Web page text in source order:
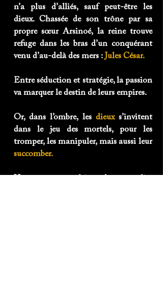
n’a plus d’alliés, sauf peut-être les
dieux. Chassée de son trône par sa
propre sœur Arsinoé, la reine trouve
refuge dans les bras d’un conquérant
venu d’au-delà des mers :Jules César.
Entre séduction et stratégie, la passion
va marquer le destin de leurs empires.
Or, dans l’ombre, les dieuxs’invitent
dans le jeu des mortels, pour les
tromper, les manipuler, mais aussi leur
succomber.